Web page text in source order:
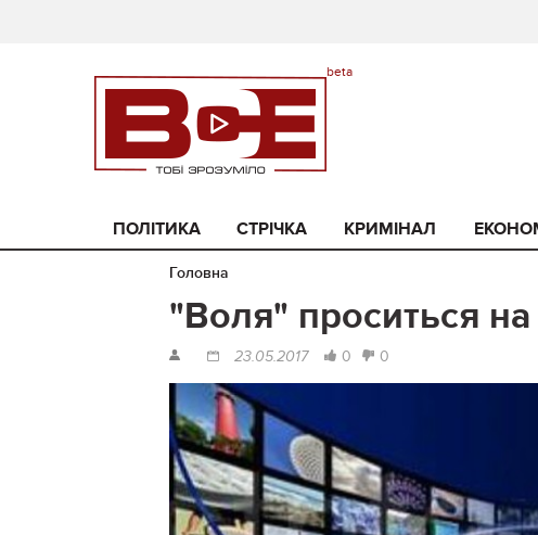
ПОЛІТИКА СТРІЧКА КРИМІНАЛ
Головна
"Воля" проситься
23.05.2017 0 0